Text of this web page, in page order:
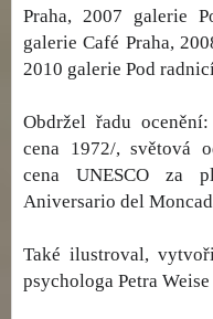
Praha, 2007 galerie
galerie Café Praha,
2010 galerie Pod
Obdržel řadu
cena 1972/, světová
cena UNESCO za
Aniversario del
Také ilustroval,
psychologa Petra